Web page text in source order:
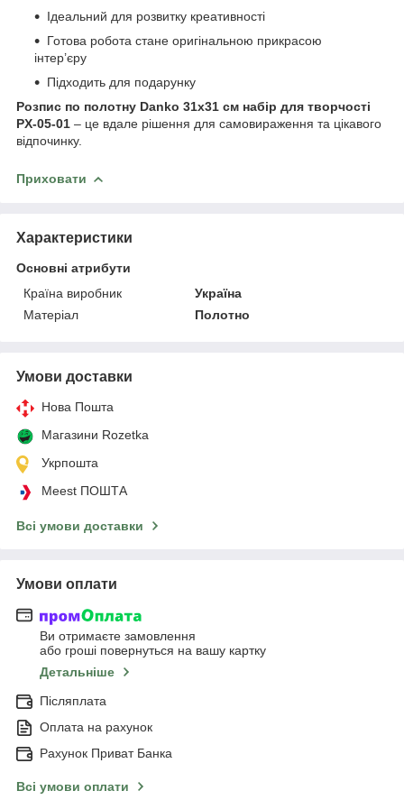
Ідеальний для розвитку креативності
Готова робота стане оригінальною прикрасою
інтер’єру
Підходить для подарунку
Розпис по полотну Danko 31х31 см набір для творчості
PX-05-01 – це вдале рішення для самовираження та цікавого
відпочинку.
Приховати
Характеристики
Основні атрибути
Країна виробник
Україна
Матеріал
Полотно
Умови доставки
Нова Пошта
Магазини Rozetka
Укрпошта
Meest ПОШТА
Всі умови доставки
Умови оплати
Ви отримаєте замовлення
або гроші повернуться на вашу картку
Детальніше
Післяплата
Оплата на рахунок
Рахунок Приват Банка
Всі умови оплати